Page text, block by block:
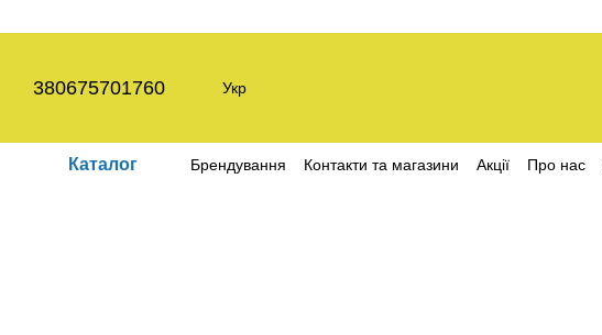
380675701760 Укр
Каталог Брендування Контакти та магазини Акції Про нас